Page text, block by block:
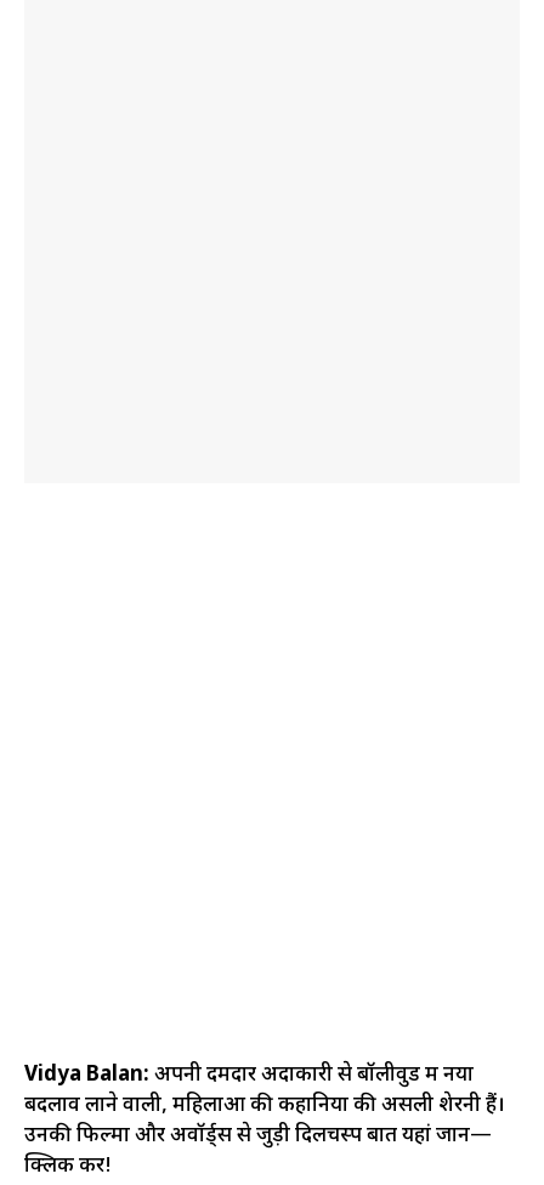
Vidya Balan: अपनी दमदार अदाकारी से बॉलीवुड में नया
बदलाव लाने वाली, महिलाओं की कहानियों की असली शेरनी हैं।
उनकी फिल्मों और अवॉर्ड्स से जुड़ी दिलचस्प बातें यहां जानें—
क्लिक करें!